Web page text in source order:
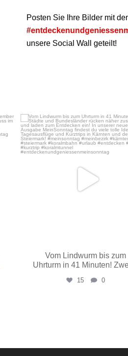
Posten Sie Ihre Bilder mit
unsere Social Wall geteilt!
Nov. 17
Vom Lindwurm bis zum
Uhrturm in 41 Minuten!
15 0